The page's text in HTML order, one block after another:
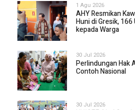
1 Agu 2026
AHY Resmikan
Huni di Gresik,
kepada Warga
30 Jul 2026
Perlindungan Hak
Contoh Nasional
30 Jul 2026